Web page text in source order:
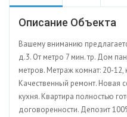
Описание Объекта
Вашему вниманию
д.3. От метро 7 мин. тр. Дом
метров. Метраж комнат: 20-12,
Качественный ремонт. Новая
кухня. Квартира полностью
договоренности. Депозит